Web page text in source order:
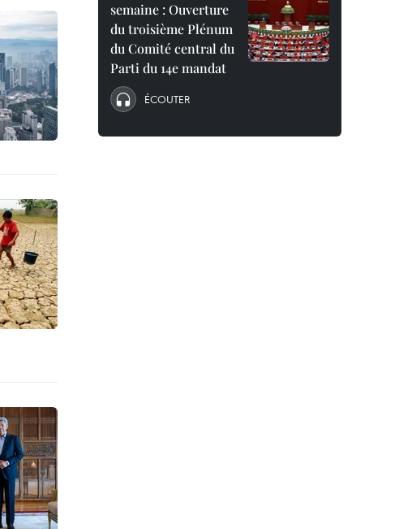
semaine : Ouverture
du troisième Plénum
du Comité central du
Parti du 14e mandat
ÉCOUTER